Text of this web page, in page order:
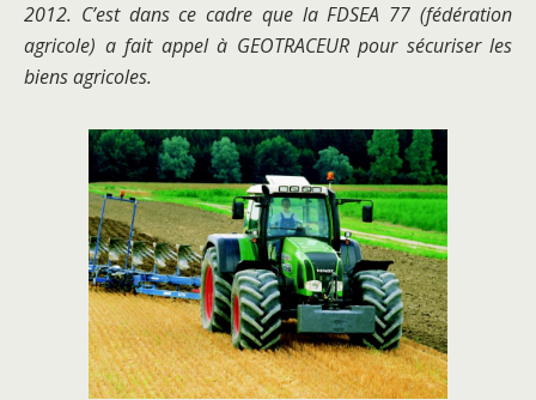
2012. C’est dans ce cadre que la FDSEA 77 (fédération
agricole) a fait appel à GEOTRACEUR pour sécuriser les
biens agricoles.